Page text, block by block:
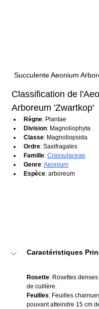
Succulente Aeonium
Classification de
Arboreum 'Zwartkop'
Règne: Plantae
Division: Magnoliophyta
Classe: Magnoliopsida
Ordre: Saxifragales
Famille: Crassulaceae
Genre: Aeonium
Espèce: arboreum
Caractéristiques
Rosette: Rosettes
de cuillère.
Feuilles: Feuilles
pouvant atteindre 15 cm